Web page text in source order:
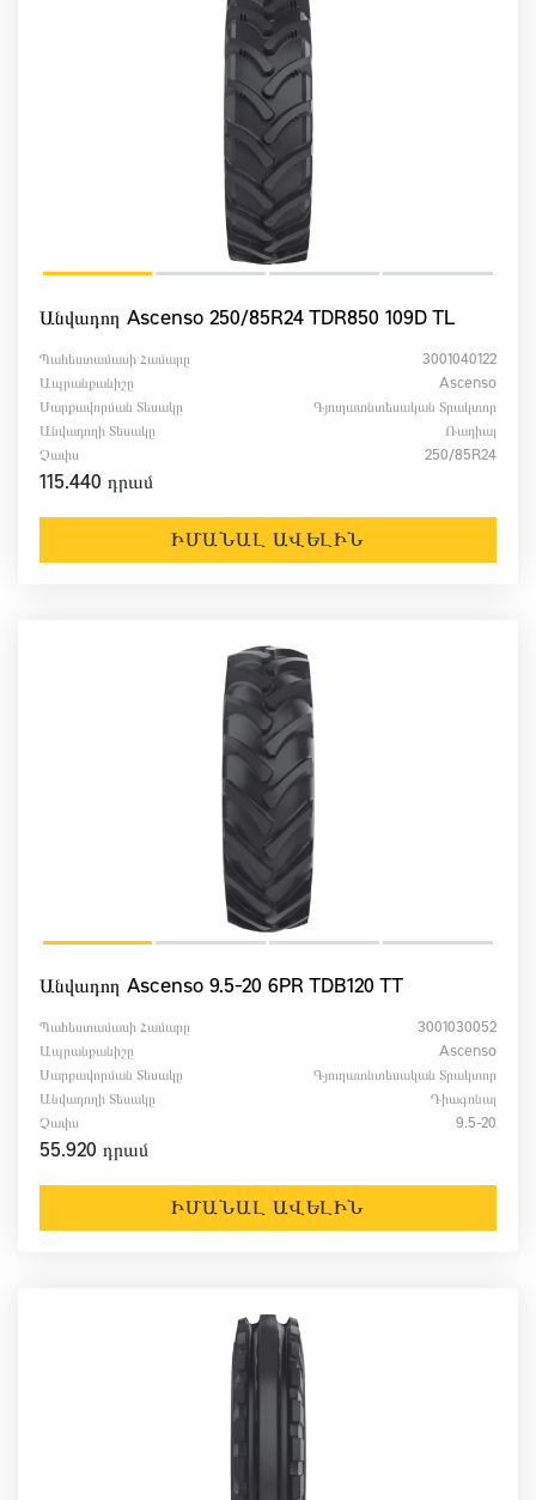
Անվադող Ascenso 250/85R24 TDR850 109D TL
Պահեստամասի Համարը
3001040122
Ապրանքանիշը
Ascenso
Սարքավորման Տեսակը
Գյուղատնտեսական Տրակտոր
Անվադողի Տեսակը
Ռադիալ
Չափս
250/85R24
115.440 դրամ
ԻՄԱՆԱԼ ԱՎԵԼԻՆ
Անվադող Ascenso 9.5-20 6PR TDB120 TT
Պահեստամասի Համարը
3001030052
Ապրանքանիշը
Ascenso
Սարքավորման Տեսակը
Գյուղատնտեսական Տրակտոր
Անվադողի Տեսակը
Դիագոնալ
Չափս
9.5-20
55.920 դրամ
ԻՄԱՆԱԼ ԱՎԵԼԻՆ